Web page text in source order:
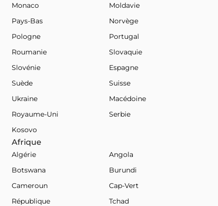
Monaco
Moldavie
Pays-Bas
Norvège
Pologne
Portugal
Roumanie
Slovaquie
Slovénie
Espagne
Suède
Suisse
Ukraine
Macédoine
Royaume-Uni
Serbie
Kosovo
Afrique
Algérie
Angola
Botswana
Burundi
Cameroun
Cap-Vert
République
Tchad